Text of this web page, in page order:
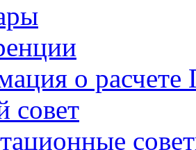
о
совет